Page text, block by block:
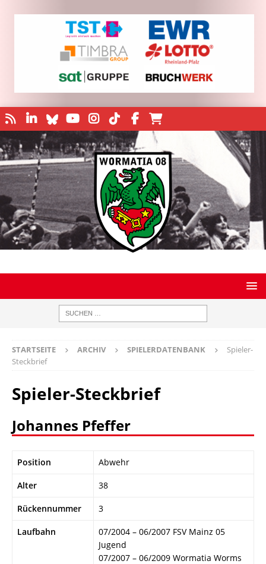
STARTSEITE ARCHIV SPIELERDATENBANK
Spieler-
Steckbrief
Spieler-Steckbrief
Johannes Pfeffer
Position Abwehr
Alter 38
Rückennummer 3
Laufbahn
07/2004 – 06/2007 FSV Mainz 05
Jugend
07/2007 – 06/2009 Wormatia Worms